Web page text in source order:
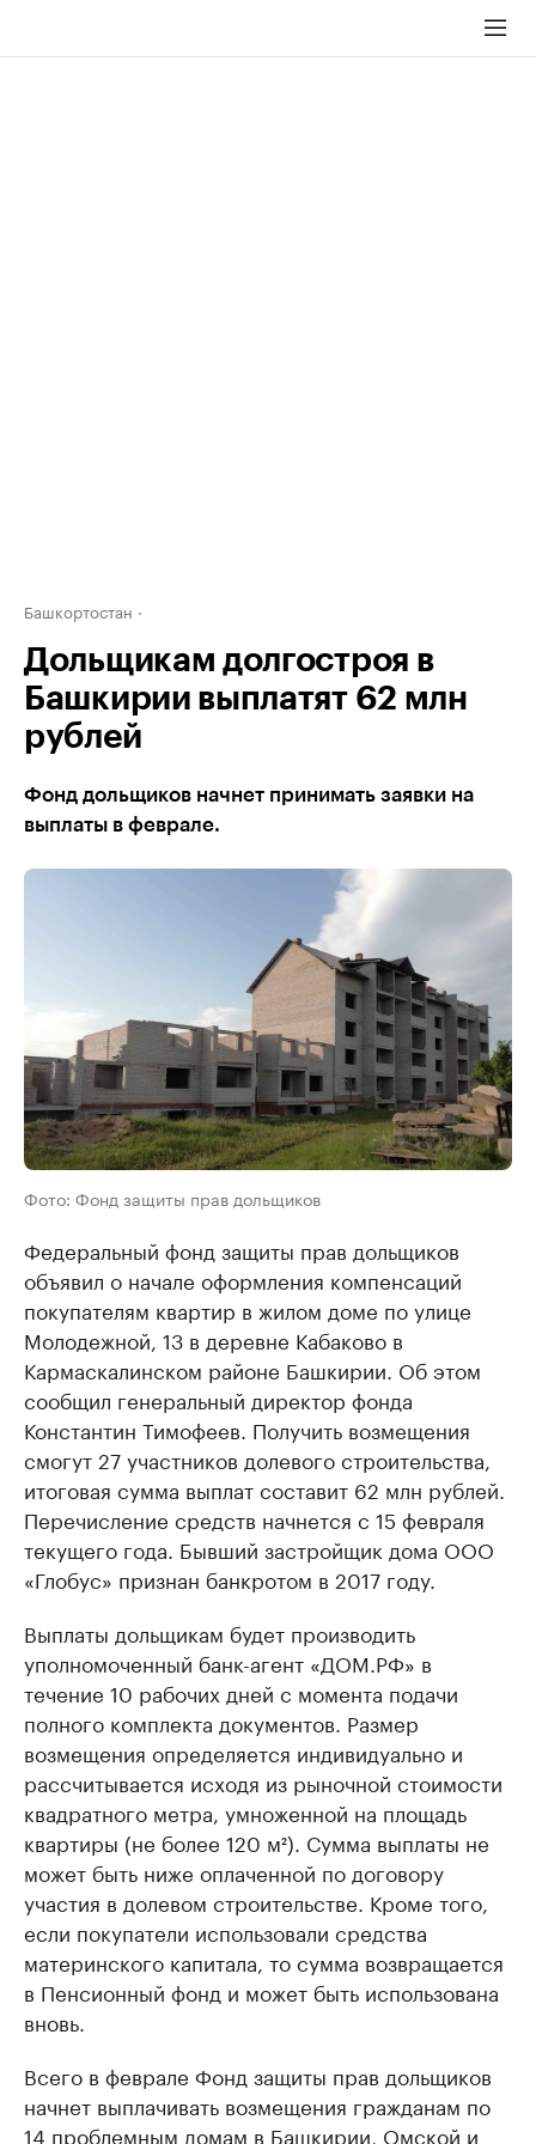
Башкортостан
Дольщикам долгостроя в
Башкирии выплатят 62 млн
рублей
Фонд дольщиков начнет принимать заявки на
выплаты в феврале.
Фото: Фонд защиты прав дольщиков
Федеральный фонд защиты прав дольщиков
объявил о начале оформления компенсаций
покупателям квартир в жилом доме по улице
Молодежной, 13 в деревне Кабаково в
Кармаскалинском районе Башкирии. Об этом
сообщил генеральный директор фонда
Константин Тимофеев. Получить возмещения
смогут 27 участников долевого строительства,
итоговая сумма выплат составит 62 млн рублей.
Перечисление средств начнется с 15 февраля
текущего года. Бывший застройщик дома ООО
«Глобус» признан банкротом в 2017 году.
Выплаты дольщикам будет производить
уполномоченный банк-агент «ДОМ.РФ» в
течение 10 рабочих дней с момента подачи
полного комплекта документов. Размер
возмещения определяется индивидуально и
рассчитывается исходя из рыночной стоимости
квадратного метра, умноженной на площадь
квартиры (не более 120 м²). Сумма выплаты не
может быть ниже оплаченной по договору
участия в долевом строительстве. Кроме того,
если покупатели использовали средства
материнского капитала, то сумма возвращается
в Пенсионный фонд и может быть использована
вновь.
Всего в феврале Фонд защиты прав дольщиков
начнет выплачивать возмещения гражданам по
14 проблемным домам в Башкирии, Омской и